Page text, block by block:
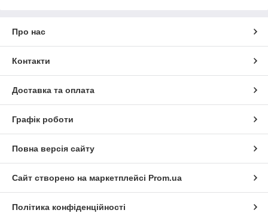
Про нас
Контакти
Доставка та оплата
Графік роботи
Повна версія сайту
Сайт створено на маркетплейсі Prom.ua
Політика конфіденційності